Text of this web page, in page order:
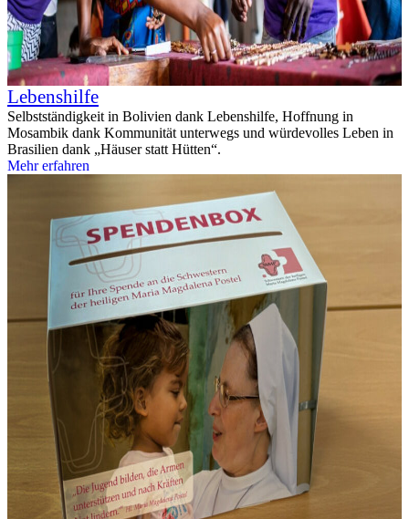
Lebenshilfe
Selbstständigkeit in Bolivien dank Lebenshilfe, Hoffnung in
Mosambik dank Kommunität unterwegs und würdevolles Leben in
Brasilien dank „Häuser statt Hütten“.
Mehr erfahren